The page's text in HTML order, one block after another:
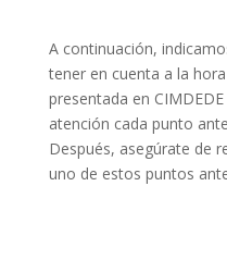
A continuación,
tener en cuenta a la
presentada en
atención cada punto
Después, asegúrate de
uno de estos puntos